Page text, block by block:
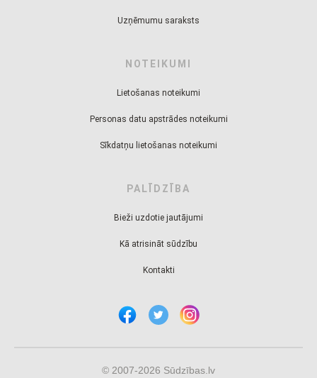
Uzņēmumu saraksts
NOTEIKUMI
Lietošanas noteikumi
Personas datu apstrādes noteikumi
Sīkdatņu lietošanas noteikumi
PALĪDZĪBA
Bieži uzdotie jautājumi
Kā atrisināt sūdzību
Kontakti
© 2007-2026 Sūdzības.lv